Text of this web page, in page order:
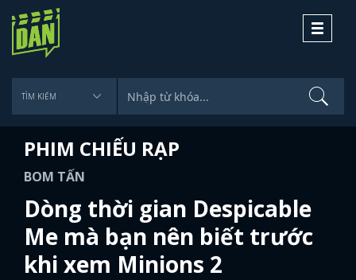
Toggle
PHIM CHIẾU RẠP
BOM TẤN
Dòng thời gian Despicable
Me mà bạn nên biết trước
khi xem Minions 2